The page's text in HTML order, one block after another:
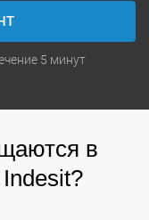
5 минут
в